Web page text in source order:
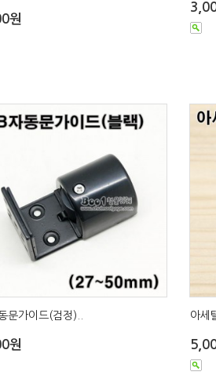
원
문가이드(검정)..
원
아세